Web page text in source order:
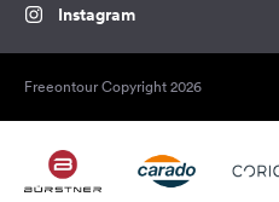
Instagram
Freeontour Copyright 2026